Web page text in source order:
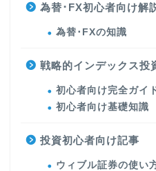
為替･FX初心者向け解
為替･FXの知識
戦略的インデックス投
初心者向け完全ガイ
初心者向け基礎知識
投資初心者向け記事
ウィブル証券の使い